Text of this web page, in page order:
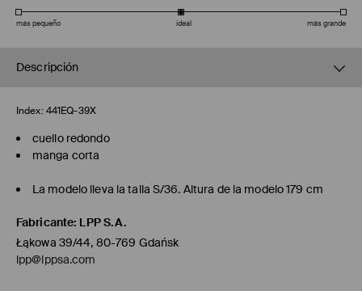
más pequeño ideal más grande
Descripción
Index: 441EQ-39X
cuello redondo
manga corta
La modelo lleva la talla S/36. Altura de la modelo 179 cm
Fabricante: LPP S.A.
Łąkowa 39/44, 80-769 Gdańsk
lpp@lppsa.com